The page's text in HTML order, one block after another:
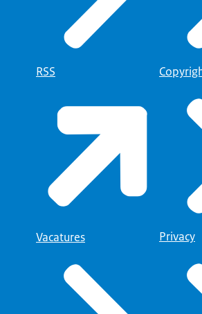
RSS
Vacatures Privacy